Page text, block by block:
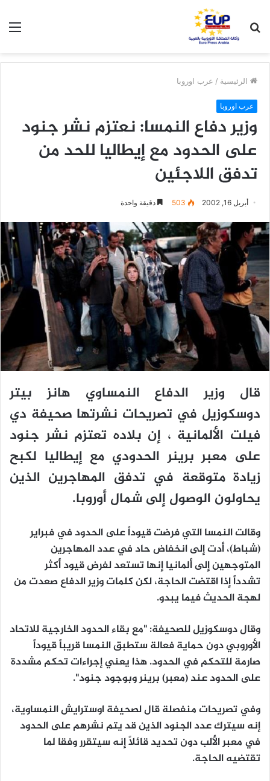
عن
الرئيسية / عرب اوروبا
عرب اوروبا
وزير دفاع النمسا: نعتزم نشر جنود
على الحدود مع إيطاليا للحد من
تدفق اللاجئين
أبريل 16, 2002 503 دقيقة واحدة
قال وزير الدفاع النمساوي هانز بيتر
دوسكوزيل في تصريحات نشرتها صحيفة دي
فيلت الألمانية ، إن بلاده تعتزم نشر جنود
على معبر برينر الحدودي مع إيطاليا لكبح
زيادة متوقعة في تدفق المهاجرين الذين
يحاولون الوصول إلى شمال أوروبا.
وقالت النمسا التي فرضت قيوداً على الحدود في فبراير
(شباط)، أدت إلى انخفاض حاد في عدد المهاجرين
المتوجهين إلى ألمانيا إنها تستعد لفرض قيود أكثر
تشدداً إذا اقتضت الحاجة، لكن كلمات وزير الدفاع صعدت من
لهجة الحديث فيما يبدو.
وقال دوسكوزيل للصحيفة: "مع بقاء الحدود الخارجية للاتحاد
الأوروبي دون حماية فعالة ستطبق النمسا قريباً قيوداً
صارمة للتحكم في الحدود. هذا يعني إجراءات تحكم مشددة
على الحدود عند (معبر) برينر وبوجود جنود".
وفي تصريحات منفصلة قال لصحيفة اوسترايش النمساوية،
إنه سيترك عدد الجنود الذين قد يتم نشرهم على الحدود
في معبر الألب دون تحديد قائلاً إنه سيتقرر وفقا لما
تقتضيه الحاجة.